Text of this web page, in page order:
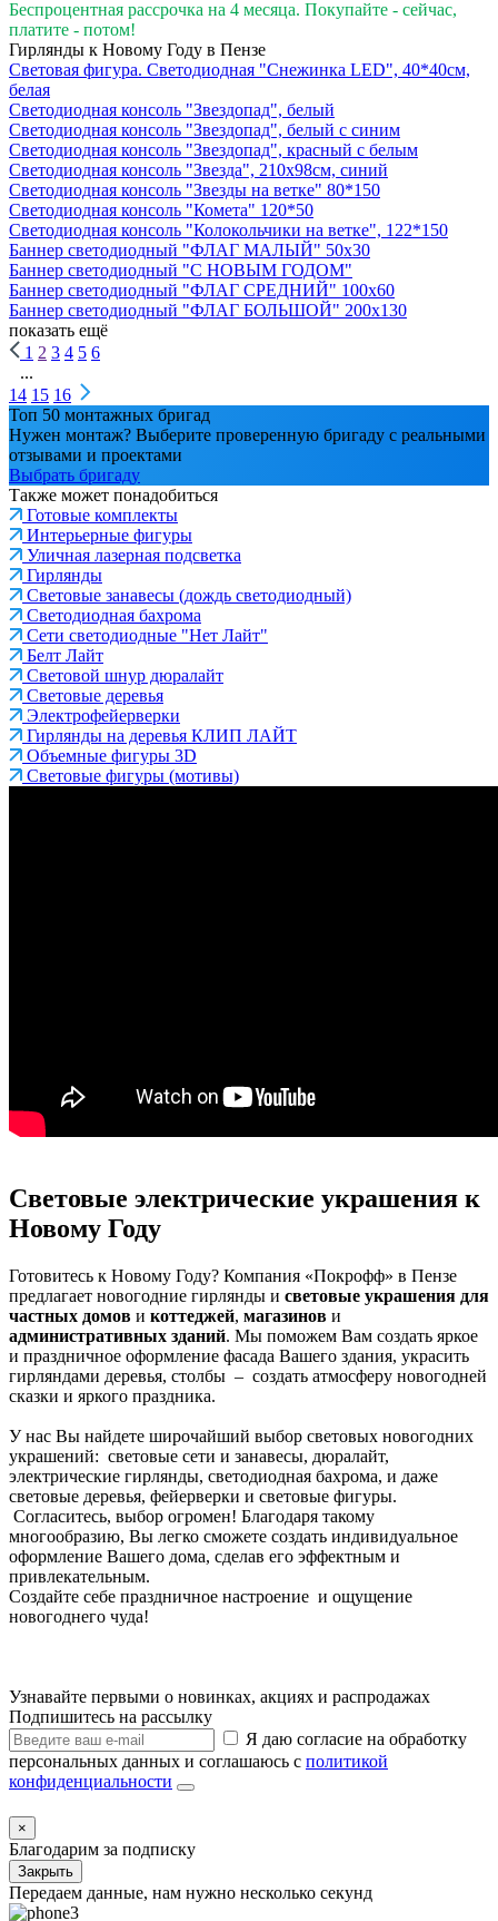
Беспроцентная рассрочка на 4 месяца. Покупайте - сейчас,
платите - потом!
Гирлянды к Новому Году в Пензе
Световая фигура. Светодиодная "Снежинка LED", 40*40см,
белая
Светодиодная консоль "Звездопад", белый
Светодиодная консоль "Звездопад", белый с синим
Светодиодная консоль "Звездопад", красный с белым
Светодиодная консоль "Звезда", 210х98см, синий
Светодиодная консоль "Звезды на ветке" 80*150
Светодиодная консоль "Комета" 120*50
Светодиодная консоль "Колокольчики на ветке", 122*150
Баннер светодиодный "ФЛАГ МАЛЫЙ" 50х30
Баннер светодиодный "С НОВЫМ ГОДОМ"
Баннер светодиодный "ФЛАГ СРЕДНИЙ" 100х60
Баннер светодиодный "ФЛАГ БОЛЬШОЙ" 200х130
показать ещё
1 2 3 4 5 6
...
14 15 16
Топ 50 монтажных бригад
Нужен монтаж? Выберите проверенную бригаду с реальными
отзывами и проектами
Выбрать бригаду
Также может понадобиться
Готовые комплекты
Интерьерные фигуры
Уличная лазерная подсветка
Гирлянды
Световые занавесы (дождь светодиодный)
Светодиодная бахрома
Сети светодиодные "Нет Лайт"
Белт Лайт
Световой шнур дюралайт
Световые деревья
Электрофейерверки
Гирлянды на деревья КЛИП ЛАЙТ
Объемные фигуры 3D
Световые фигуры (мотивы)
Световые электрические украшения к
Новому Году
Готовитесь к Новому Году? Компания «Покрофф» в Пензе
предлагает новогодние гирлянды и световые украшения для
частных домов и коттеджей, магазинов и
административных зданий. Мы поможем Вам создать яркое
и праздничное оформление фасада Вашего здания, украсить
гирляндами деревья, столбы – создать атмосферу новогодней
сказки и яркого праздника.
У нас Вы найдете широчайший выбор световых новогодних
украшений: световые сети и занавесы, дюралайт,
электрические гирлянды, светодиодная бахрома, и даже
световые деревья, фейерверки и световые фигуры.
Согласитесь, выбор огромен! Благодаря такому
многообразию, Вы легко сможете создать индивидуальное
оформление Вашего дома, сделав его эффектным и
привлекательным.
Создайте себе праздничное настроение и ощущение
новогоднего чуда!
Узнавайте первыми о новинках, акциях и распродажах
Подпишитесь на рассылку
Я даю согласие на обработку
персональных данных и соглашаюсь с политикой
конфиденциальности
×
Благодарим за подписку
Закрыть
Передаем данные, нам нужно несколько секунд